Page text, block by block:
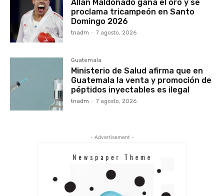
Allan Maldonado gana el oro y se
proclama tricampeón en Santo
Domingo 2026
tnadm - 7 agosto, 2026
Guatemala
Ministerio de Salud afirma que en
Guatemala la venta y promoción de
péptidos inyectables es ilegal
tnadm - 7 agosto, 2026
- Advertisement -